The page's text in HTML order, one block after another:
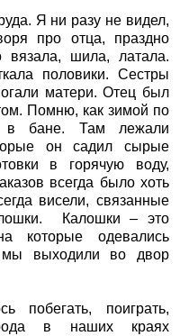
Я ни разу не видел,
про отца, праздно
вязала, шила, латала.
половики. Сестры
матери. Отец был
Помню, как зимой по
в бане. Там лежали
он садил сырые
в горячую воду,
всегда было хоть
висели, связанные
Калошки – это
которые одевались
выходили во двор
побегать, поиграть,
в наших краях